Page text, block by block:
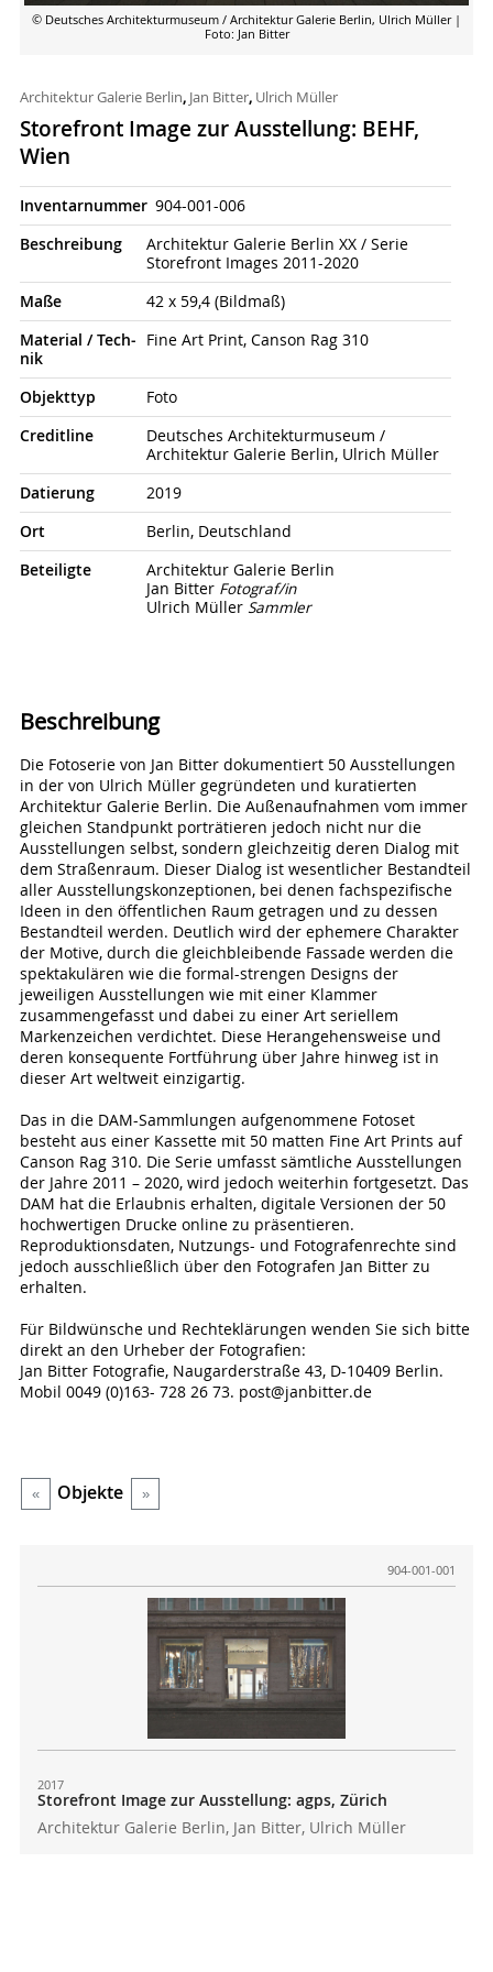
© Deutsches Architekturmuseum / Architektur Galerie Berlin, Ulrich Müller |
Foto: Jan Bitter
Architektur Galerie Berlin, Jan Bitter, Ulrich Müller
Storefront Image zur Ausstellung: BEHF,
Wien
Inventarnummer 904-001-006
Beschrei­bung
Architektur Galerie Berlin XX / Serie
Storefront Images 2011-2020
Maße
42 x 59,4 (Bildmaß)
Material / Tech­
nik
Fine Art Print, Canson Rag 310
Objekt­typ
Foto
Credit­line
Deutsches Architekturmuseum /
Architektur Galerie Berlin, Ulrich Müller
Datierung
2019
Ort
Berlin, Deutschland
Beteiligte
Architektur Galerie Berlin
Jan Bitter Fotograf/in
Ulrich Müller Sammler
Beschreibung
Die Fotoserie von Jan Bitter dokumentiert 50 Ausstellungen
in der von Ulrich Müller gegründeten und kuratierten
Architektur Galerie Berlin. Die Außenaufnahmen vom immer
gleichen Standpunkt porträtieren jedoch nicht nur die
Ausstellungen selbst, sondern gleichzeitig deren Dialog mit
dem Straßenraum. Dieser Dialog ist wesentlicher Bestandteil
aller Ausstellungskonzeptionen, bei denen fachspezifische
Ideen in den öffentlichen Raum getragen und zu dessen
Bestandteil werden. Deutlich wird der ephemere Charakter
der Motive, durch die gleichbleibende Fassade werden die
spektakulären wie die formal-strengen Designs der
jeweiligen Ausstellungen wie mit einer Klammer
zusammengefasst und dabei zu einer Art seriellem
Markenzeichen verdichtet. Diese Herangehensweise und
deren konsequente Fortführung über Jahre hinweg ist in
dieser Art weltweit einzigartig.
Das in die DAM-Sammlungen aufgenommene Fotoset
besteht aus einer Kassette mit 50 matten Fine Art Prints auf
Canson Rag 310. Die Serie umfasst sämtliche Ausstellungen
der Jahre 2011 – 2020, wird jedoch weiterhin fortgesetzt. Das
DAM hat die Erlaubnis erhalten, digitale Versionen der 50
hochwertigen Drucke online zu präsentieren.
Reproduktionsdaten, Nutzungs- und Fotografenrechte sind
jedoch ausschließlich über den Fotografen Jan Bitter zu
erhalten.
Für Bildwünsche und Rechteklärungen wenden Sie sich bitte
direkt an den Urheber der Fotografien:
Jan Bitter Fotografie, Naugarderstraße 43, D-10409 Berlin.
Mobil 0049 (0)163- 728 26 73. post@janbitter.de
« Objekte »
904-001-001
2017
Storefront Image zur Ausstellung: agps, Zürich
Architektur Galerie Berlin, Jan Bitter, Ulrich Müller